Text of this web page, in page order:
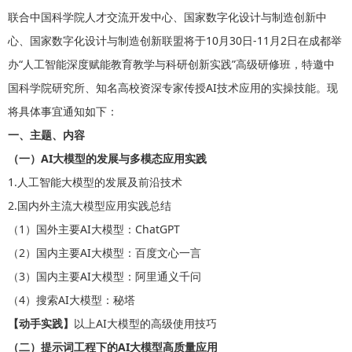
联合中国科学院人才交流开发中心、国家数字化设计与制造创新中
心、国家数字化设计与制造创新联盟将于10月30日-11月2日在成都举
办“人工智能深度赋能教育教学与科研创新实践”高级研修班，特邀中
国科学院研究所、知名高校资深专家传授AI技术应用的实操技能。现
将具体事宜通知如下：
一、主题、内容
（一）AI大模型的发展与多模态应用实践
1.人工智能大模型的发展及前沿技术
2.国内外主流大模型应用实践总结
（1）国外主要AI大模型：ChatGPT
（2）国内主要AI大模型：百度文心一言
（3）国内主要AI大模型：阿里通义千问
（4）搜索AI大模型：秘塔
【动手实践】 以上AI大模型的高级使用技巧
（二）提示词工程下的AI大模型高质量应用